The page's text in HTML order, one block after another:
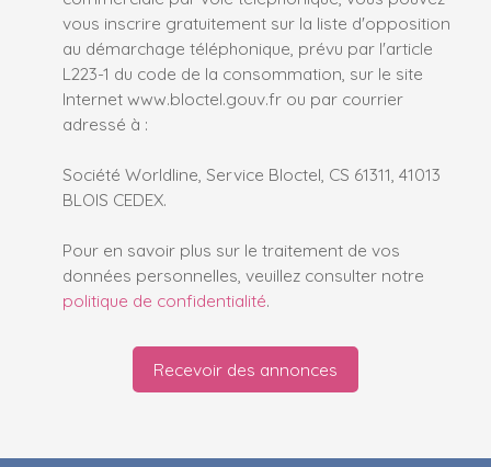
vous inscrire gratuitement sur la liste d'opposition
au démarchage téléphonique, prévu par l'article
L223-1 du code de la consommation, sur le site
Internet www.bloctel.gouv.fr ou par courrier
adressé à :
Société Worldline, Service Bloctel, CS 61311, 41013
BLOIS CEDEX.
Pour en savoir plus sur le traitement de vos
données personnelles, veuillez consulter notre
politique de confidentialité.
Recevoir des annonces